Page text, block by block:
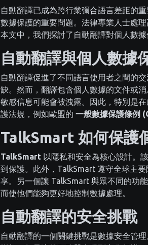
自動翻譯已成為跨行業彌合語言差距的
數據保護的重要問題。法律專業人士處
本文中，我們探討了自動翻譯對個人數
自動翻譯與個人數據
自動翻譯促進了不同語言使用者之間的
缺。然而，翻譯包含個人數據的文件或
敏感信息可能會被洩露。因此，特別是
護法規，例如歐盟的 一般數據保護條例
TalkSmart 如何保護
TalkSmart 以隱私和安全為核心設計。
到保護。此外，TalkSmart 遵守全球主
享。另一個讓 TalkSmart 與眾不同的功
而使他們能夠更好地控制數據處理。
自動翻譯的安全挑戰
自動翻譯的一個關鍵挑戰是數據安全管